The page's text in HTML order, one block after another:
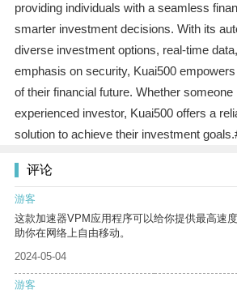
providing individuals with a seamless
smarter investment decisions. With its
diverse investment options, real-time
emphasis on security, Kuai500
of their financial future. Whether
experienced investor, Kuai500 offers a
solution to achieve their investment
评论
游客
这款加速器VPM应用程序可以给你提供最高速
助你在网络上自由移动。
2024-05-04
游客